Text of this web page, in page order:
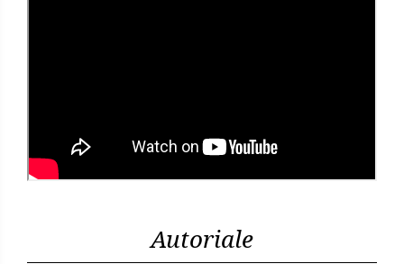
Autoriale